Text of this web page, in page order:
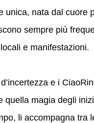
unica, nata dal cuore
sempre più
e manifestazioni.
e i
quella magia degli
li accompagna tra